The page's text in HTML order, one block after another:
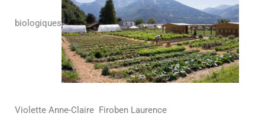
biologiques
Violette Anne-Claire Firoben Laurence